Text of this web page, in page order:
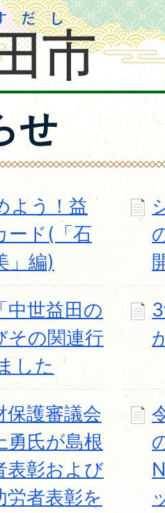
せ
よう！益
ード(「石
」編)
中世益田の
その関連行
した
保護審議会
勇氏が島根
表彰および
労者表彰を